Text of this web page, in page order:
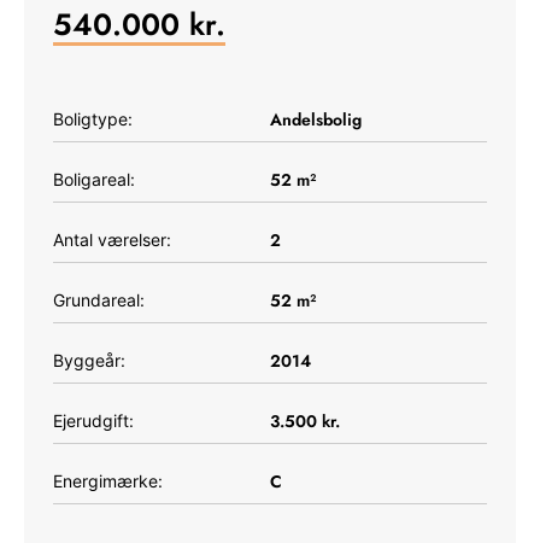
540.000 kr.
Boligtype: Andelsbolig
Boligareal: 52 m²
Antal værelser: 2
Grundareal: 52 m²
Byggeår: 2014
Ejerudgift: 3.500 kr.
Energimærke: C